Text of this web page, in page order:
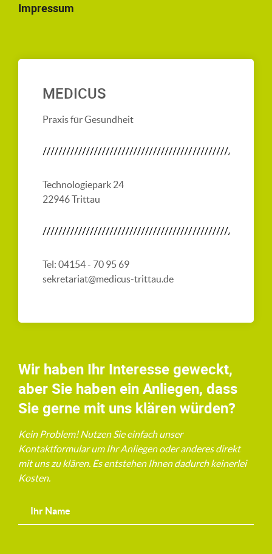
Impressum
MEDICUS
Praxis für Gesundheit
Technologiepark 24
22946 Trittau
Tel: 04154 - 70 95 69
sekretariat@medicus-trittau.de
Wir haben Ihr Interesse geweckt,
aber Sie haben ein Anliegen, dass
Sie gerne mit uns klären würden?
Kein Problem! Nutzen Sie einfach unser
Kontaktformular um Ihr Anliegen oder anderes direkt
mit uns zu klären. Es entstehen Ihnen dadurch keinerlei
Kosten.